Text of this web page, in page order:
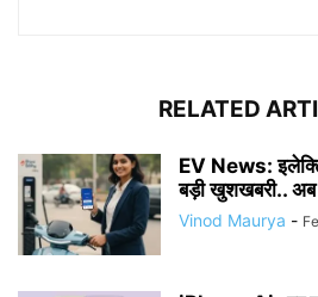
RELATED
EV News:
बड़ी खुशखबरी..
Vinod Maurya -